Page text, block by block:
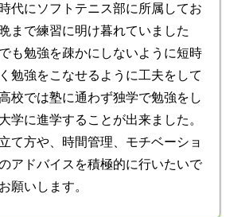
代にソフトテニス部に所属してお
まで練習に明け暮れていました
も勉強を疎かにしないように短時
勉強をこなせるように工夫をして
校では塾に通わず独学で勉強をし
学に進学することが出来ました。
て方や、時間管理、モチベーショ
アドバイスを積極的に行いたいで
願いします。